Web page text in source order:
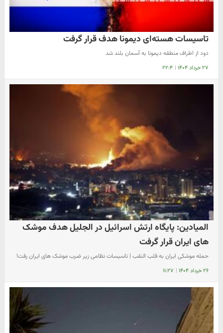
تاسیسات هسته‌ای دیمونا هدف قرار گرفت
دود از اطراف منطقه دیمونا به آسمان بلند شد
۲۷ خرداد ۱۴۰۴ | ۲۲:۴
المیادین: پایگاه ارتش اسرائیل در الجلیل هدف موشک
های ایران قرار گرفت
حمله موشکی ایران به قلب النقب | تاسیسات نظامی زیر ضرب موشک های ایران رفت!
۲۶ خرداد ۱۴۰۴ | ۱۱:۲۷